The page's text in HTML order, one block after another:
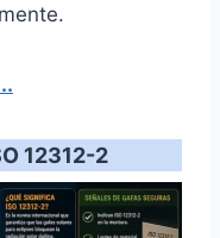
12312-2